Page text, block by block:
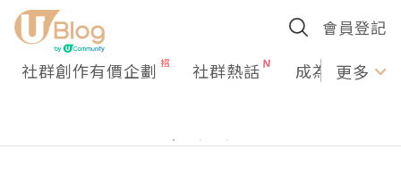
會員登記
社群創作有價企劃 社群熱話 成為U更多